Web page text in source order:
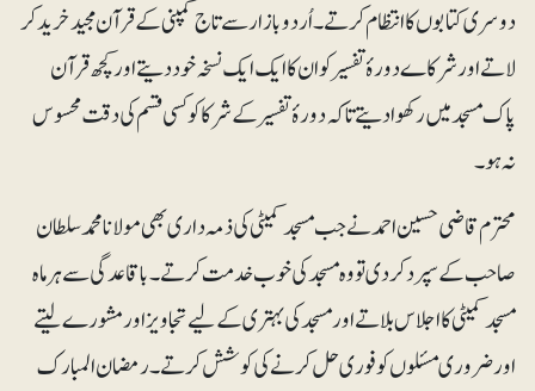
دوسری کتابوں کا انتظام کرتے ۔ اُردو بازار سے تاج کمپنی کے قرآن مجید خرید کر
لاتے اور شرکاے دورۂ تفسیر کو ان کا ایک ایک نسخہ خود دیتے اور کچھ قرآن
پاک مسجد میں رکھوا دیتے تاکہ دورۂ تفسیر کے شرکا کو کسی قسم کی دقت محسوس
نہ ہو۔
محترم قاضی حسین احمد نے جب مسجد کمیٹی کی ذمہ داری بھی مولانا محمدسلطان
صاحب کے سپرد کر دی تو وہ مسجد کی خوب خدمت کرتے۔ باقاعدگی سے ہر ماہ
مسجد کمیٹی کا اجلاس بلاتے اور مسجد کی بہتری کے لیے تجاویز اور مشورے لیتے
اور ضروری مسئلوں کو فوری حل کرنے کی کوشش کرتے۔رمضان المبارک